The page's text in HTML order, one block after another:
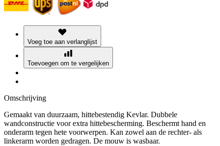
Voeg toe aan verlanglijst
Toevoegen om te vergelijken
Omschrijving
Gemaakt van duurzaam, hittebestendig Kevlar. Dubbele
wandconstructie voor extra hittebescherming. Beschermt hand en
onderarm tegen hete voorwerpen. Kan zowel aan de rechter- als
linkerarm worden gedragen. De mouw is wasbaar.